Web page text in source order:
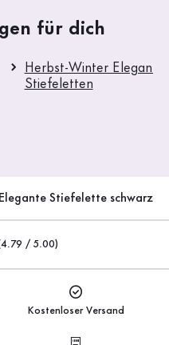
für dich
Herbst-Winter Elegante
Stiefeletten
Elegante Stiefelette schwarz
/ 5.00)
Kostenloser Versand